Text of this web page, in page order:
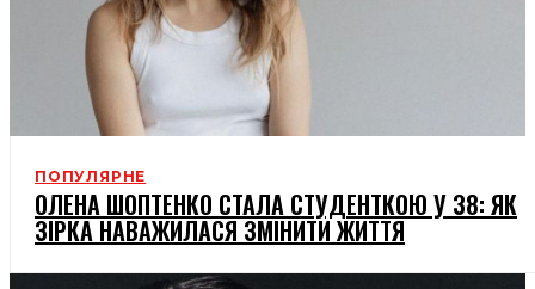
ПОПУЛЯРНЕ
ОЛЕНА ШОПТЕНКО СТАЛА СТУДЕНТКОЮ У 38: ЯК
ЗІРКА НАВАЖИЛАСЯ ЗМІНИТИ ЖИТТЯ